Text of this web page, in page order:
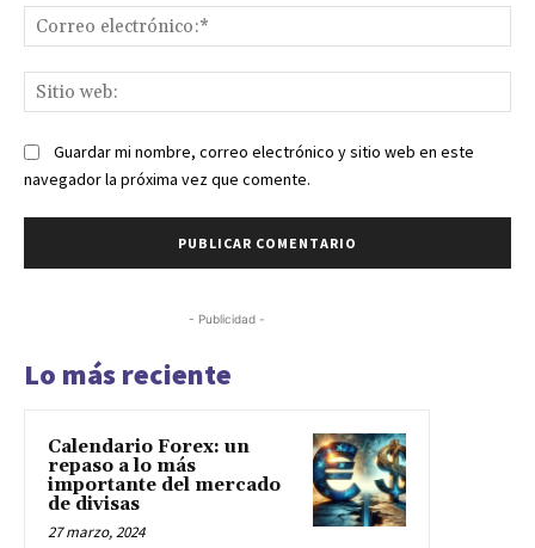
Guardar mi nombre, correo electrónico y sitio web en este
navegador la próxima vez que comente.
- Publicidad -
Lo más reciente
Calendario Forex: un
repaso a lo más
importante del mercado
de divisas
27 marzo, 2024